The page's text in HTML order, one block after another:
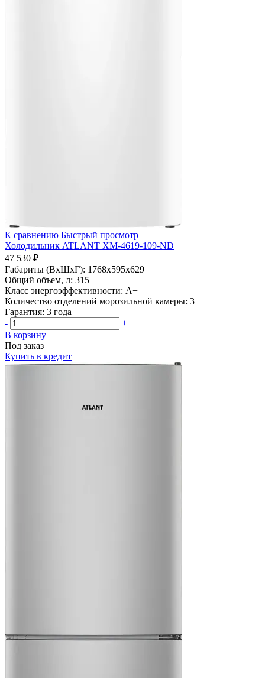
К сравнению Быстрый просмотр
Холодильник ATLANT ХМ-4619-109-ND
47 530 ₽
Габариты (ВхШхГ): 1768х595х629
Общий объем, л: 315
Класс энергоэффективности: A+
Количество отделений морозильной камеры: 3
Гарантия: 3 года
-
+
В корзину
Под заказ
Купить в кредит